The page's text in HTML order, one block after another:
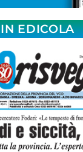
IN EDICOLA